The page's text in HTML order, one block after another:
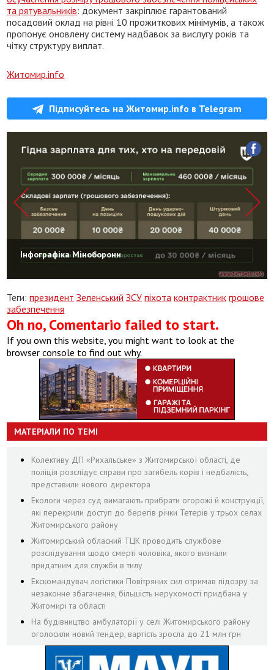
та рятувальників: документ закріплює гарантований
посадовий оклад на рівні 10 прожиткових мінімумів, а також
пропонує оновлену систему надбавок за вислугу років та
чітку структуру виплат.
Житомир.info
Підписуйтесь на Житомир.info в Telegram
Інфографіка Міноборони
Теги:президент Зеленський ЗСУ піхота контрактник грошове
забезпечення
Oh no, Comentario failed to start.
If you own this website, you might want to look at the
browser console to find out why.
МАТЕРІАЛИ ПО ТЕМІ
Колективу ДП «Рихальське» з Житомирської області, де
поліція розслідує справи про загибель корів і недбалість,
представили нового директора
Екологи через суд вимагають прибрати огорожі й конструкції,
які перекрили доступ до берегів річки Тетерів у трьох селах
Житомирського району
Житомирський обласний ТЦК проводить службове
розслідування щодо смерті чоловіка, якого визнали
придатним для служби в тилу
Екскомандувач логістики Повітряних сил отримав підозру за
незаконне збагачення, більшість нерухомості придбана у
Житомирі та області
На будівництво амбулаторії у селі Житомирського району
оголосили новий тендер, вартість зросла до 21 млн грн